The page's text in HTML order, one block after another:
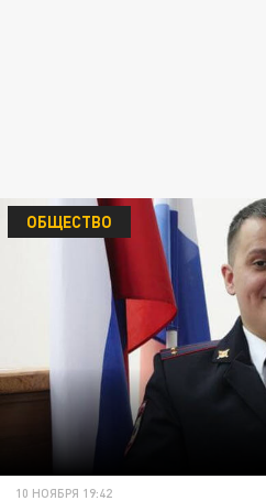
ОБЩЕСТВО
10 НОЯБРЯ 19:42